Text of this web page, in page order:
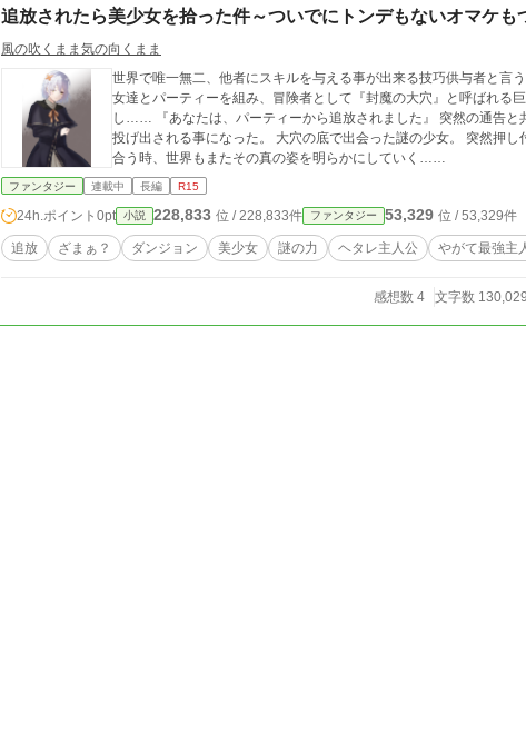
追放されたら美少女を拾った件～ついでにトンデもないオマケも
風の吹くまま気の向くまま
世界で唯一無二、他者にスキルを与える事が出来る技巧供与者と言
女達とパーティーを組み、冒険者として『封魔の大穴』と呼ばれる巨大
し…… 『あなたは、パーティーから追放されました』 突然の通告と共に、彼は激流の如く荒れ狂う運命の荒波へと
投げ出される事になった。 大穴の底で出会った謎の少女。 突然押
合う時、世界もまたその真の姿を明らかにしていく……
ファンタジー 連載中 長編 R15
24h.ポイント 0pt 小説 228,833 位 / 228,833件 ファンタジー 53,329 位 / 53,329件
追放 ざまぁ？ ダンジョン 美少女 謎の力 ヘタレ主人公 やがて最強主
感想数 4 文字数 130,029